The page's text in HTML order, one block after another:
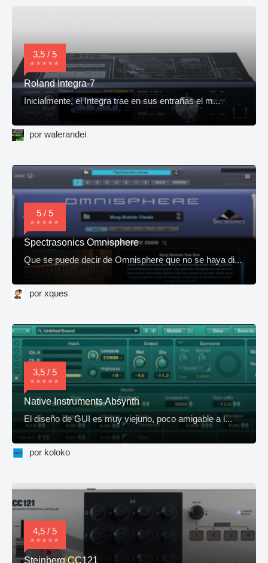
3,5 / 5
Roland Integra-7
Inicialmente, el Integra trae en sus entrañas el m...
por walerandei
5 / 5
Spectrasonics Omnisphere
Que se puede decir de Omnisphere que no se haya di...
por xques
3,5 / 5
Native Instruments Absynth
El diseño de GUI es muy viejuno, poco amigable a l...
por koloko
4,5 / 5
Steinberg CC121